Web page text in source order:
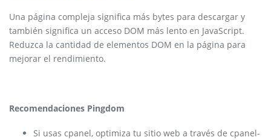
Una página compleja significa más bytes para descargar y
también significa un acceso DOM más lento en JavaScript.
Reduzca la cantidad de elementos DOM en la página para
mejorar el rendimiento.
Recomendaciones Pingdom
Si usas cpanel, optimiza tu sitio web a través de cpanel-